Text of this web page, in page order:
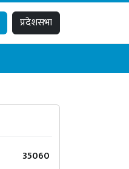
प्रदेशसभा
35060